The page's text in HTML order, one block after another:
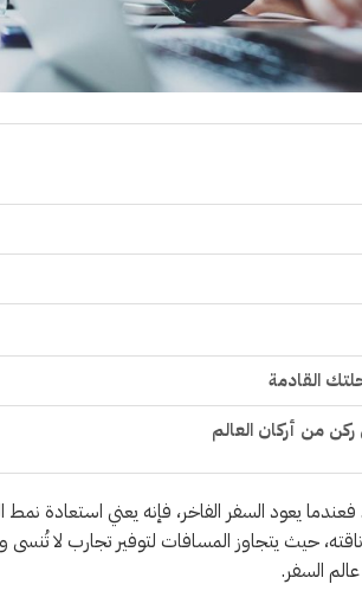
القادمة
من أركان العالم
فعندما يعود السفر الفاخر، فإنه يعني استعادة نمط
حيث يتجاوز المسافات لتوفير تجارب لا تُنسى
السفر.